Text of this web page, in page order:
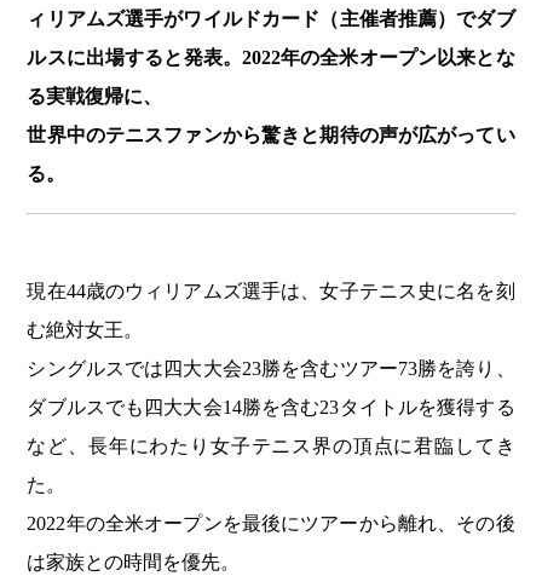
ィリアムズ選手がワイルドカード（主催者推薦）でダブ
ルスに出場すると発表。2022年の全米オープン以来とな
る実戦復帰に、
世界中のテニスファンから驚きと期待の声が広がってい
る。
現在44歳のウィリアムズ選手は、女子テニス史に名を刻
む絶対女王。
シングルスでは四大大会23勝を含むツアー73勝を誇り、
ダブルスでも四大大会14勝を含む23タイトルを獲得する
など、長年にわたり女子テニス界の頂点に君臨してき
た。
2022年の全米オープンを最後にツアーから離れ、その後
は家族との時間を優先。